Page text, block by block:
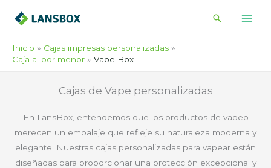
Buscar
Inicio
Cajas impresas personalizadas
Caja al por menor
Vape Box
Cajas de Vape personalizadas
En LansBox, entendemos que los productos de vapeo
merecen un embalaje que refleje su naturaleza moderna y
elegante. Nuestras cajas personalizadas para vapear están
diseñadas para proporcionar una protección excepcional y